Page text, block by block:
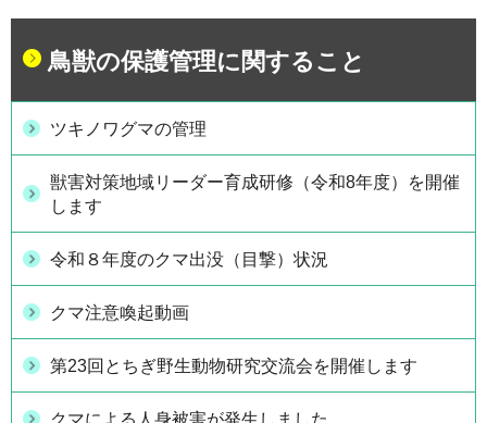
鳥獣の保護管理に関すること
ツキノワグマの管理
獣害対策地域リーダー育成研修（令和8年度）を開催
します
令和８年度のクマ出没（目撃）状況
クマ注意喚起動画
第23回とちぎ野生動物研究交流会を開催します